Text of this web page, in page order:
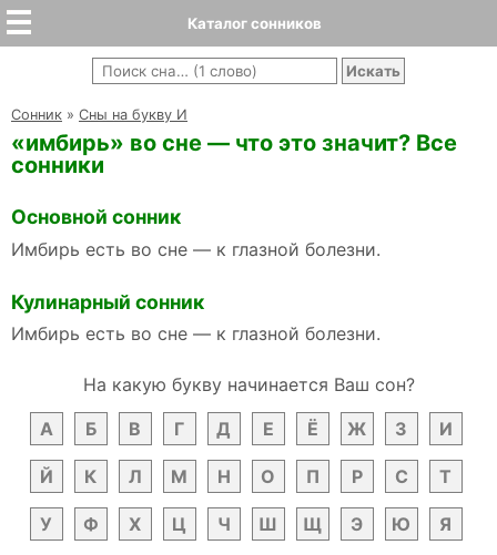
Каталог сонников
Cонник » Сны на букву И
«имбирь» во сне — что это значит? Все
сонники
Основной сонник
Имбирь есть во сне — к глазной болезни.
Кулинарный сонник
Имбирь есть во сне — к глазной болезни.
На какую букву начинается Ваш сон?
А
Б В Г Д Е Ё Ж З И
Й К Л М Н О П Р С Т
У Ф Х Ц Ч Ш Щ Э Ю Я